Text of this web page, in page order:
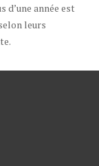
d’une année est
leurs